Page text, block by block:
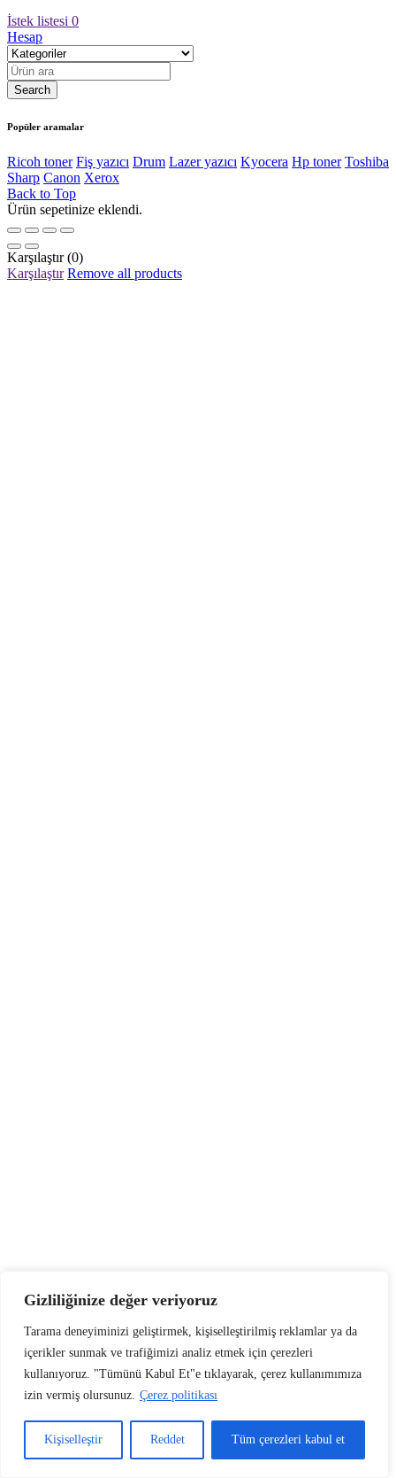
Gizliliğinize değer veriyoruz
Tarama deneyiminizi geliştirmek, kişiselleştirilmiş reklamlar ya da
içerikler sunmak ve trafiğimizi analiz etmek için çerezleri
kullanıyoruz. "Tümünü Kabul Et"e tıklayarak, çerez kullanımımıza
izin vermiş olursunuz. Çerez politikası
Kişiselleştir Reddet Tüm çerezleri kabul et
İstek listesi 0
Hesap
Popüler aramalar
Ricoh toner Fiş yazıcı Drum Lazer yazıcı Kyocera Hp toner Toshiba
Sharp Canon Xerox
Back to Top
Ürün sepetinize eklendi.
Karşılaştır (0)
Karşılaştır Remove all products